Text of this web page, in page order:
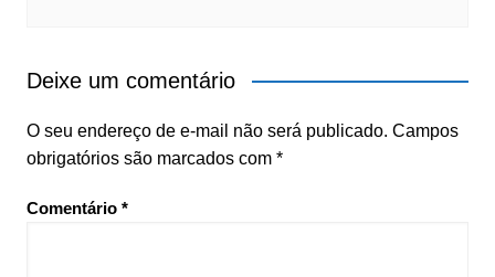
Deixe um comentário
O seu endereço de e-mail não será publicado. Campos
obrigatórios são marcados com *
Comentário *